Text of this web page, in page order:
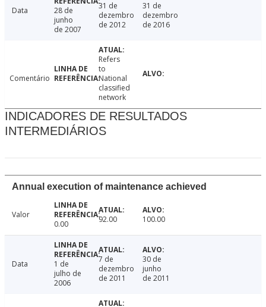
Data
28 de
junho
de 2007
31 de
dezembro
de 2012
31 de
dezembro
de 2016
Comentário
Refers
to
National
classified
network
INDICADORES DE RESULTADOS
INTERMEDIÁRIOS
Annual execution of maintenance achieved
Valor
0.00
92.00 100.00
Data
1 de
julho de
2006
7 de
dezembro
de 2011
30 de
junho
de 2011